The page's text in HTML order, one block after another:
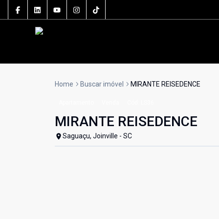
Home Buscar imóvel MIRANTE REISEDENCE
MIRANTE REISEDENCE
Saguaçu, Joinville - SC